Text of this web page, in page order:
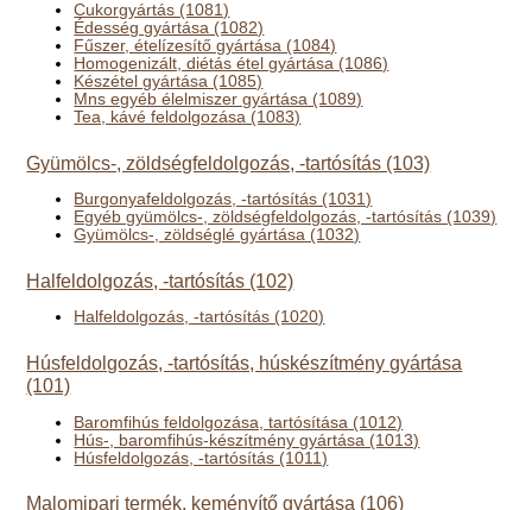
Cukorgyártás (1081)
Édesség gyártása (1082)
Fűszer, ételízesítő gyártása (1084)
Homogenizált, diétás étel gyártása (1086)
Készétel gyártása (1085)
Mns egyéb élelmiszer gyártása (1089)
Tea, kávé feldolgozása (1083)
Gyümölcs-, zöldségfeldolgozás, -tartósítás (103)
Burgonyafeldolgozás, -tartósítás (1031)
Egyéb gyümölcs-, zöldségfeldolgozás, -tartósítás (1039)
Gyümölcs-, zöldséglé gyártása (1032)
Halfeldolgozás, -tartósítás (102)
Halfeldolgozás, -tartósítás (1020)
Húsfeldolgozás, -tartósítás, húskészítmény gyártása
(101)
Baromfihús feldolgozása, tartósítása (1012)
Hús-, baromfihús-készítmény gyártása (1013)
Húsfeldolgozás, -tartósítás (1011)
Malomipari termék, keményítő gyártása (106)